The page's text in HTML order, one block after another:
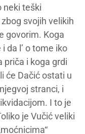
neki teški
svojih velikih
govorim. Koga
da l’ o tome iko
priča i koga grdi
će Dačić ostati u
stranci, i
I to je
je Vučić veliki